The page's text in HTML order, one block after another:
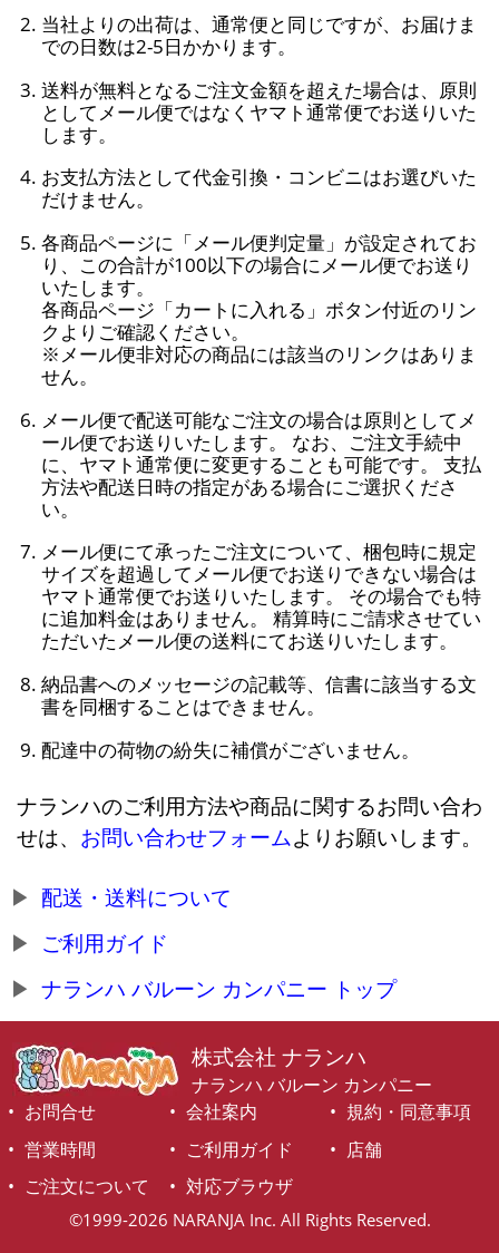
当社よりの出荷は、通常便と同じですが、お届けま
での日数は2-5日かかります。
送料が無料となるご注文金額を超えた場合は、原則
としてメール便ではなくヤマト通常便でお送りいた
します。
お支払方法として代金引換・コンビニはお選びいた
だけません。
各商品ページに「メール便判定量」が設定されてお
り、この合計が100以下の場合にメール便でお送り
いたします。
各商品ページ「カートに入れる」ボタン付近のリン
クよりご確認ください。
※メール便非対応の商品には該当のリンクはありま
せん。
メール便で配送可能なご注文の場合は原則としてメ
ール便でお送りいたします。 なお、ご注文手続中
に、ヤマト通常便に変更することも可能です。 支払
方法や配送日時の指定がある場合にご選択くださ
い。
メール便にて承ったご注文について、梱包時に規定
サイズを超過してメール便でお送りできない場合は
ヤマト通常便でお送りいたします。 その場合でも特
に追加料金はありません。 精算時にご請求させてい
ただいたメール便の送料にてお送りいたします。
納品書へのメッセージの記載等、信書に該当する文
書を同梱することはできません。
配達中の荷物の紛失に補償がございません。
ナランハのご利用方法や商品に関するお問い合わ
せは、 お問い合わせフォームよりお願いします。
配送・送料について
ご利用ガイド
ナランハ バルーン カンパニー トップ
株式会社 ナランハ
ナランハ バルーン カンパニー
お問合せ
会社案内
規約・同意事項
営業時間
ご利用ガイド
店舗
ご注文について
対応ブラウザ
©1999-2026 NARANJA Inc. All Rights Reserved.